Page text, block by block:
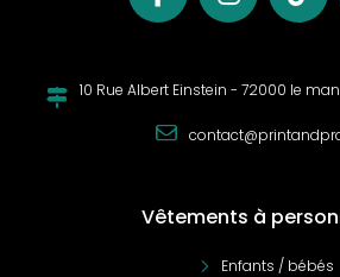
10 Rue Albert Einstein - 72000 le
Vêtements à
Enfants / bébés